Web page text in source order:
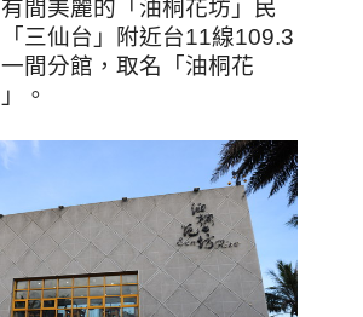
間美麗的「油桐花坊」民
三仙台」附近台11線109.3
間分館，取名「油桐花
。